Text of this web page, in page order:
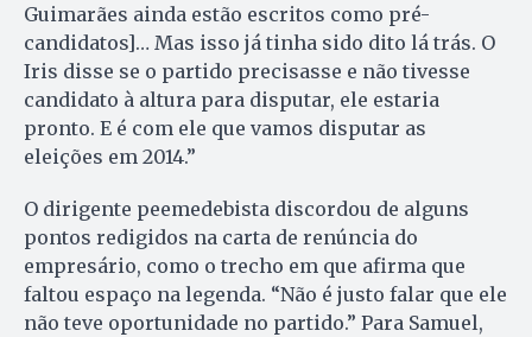
Guimarães ainda estão escritos como pré-
candidatos]… Mas isso já tinha sido dito lá trás. O
Iris disse se o partido precisasse e não tivesse
candidato à altura para disputar, ele estaria
pronto. E é com ele que vamos disputar as
eleições em 2014.”
O dirigente peemedebista discordou de alguns
pontos redigidos na carta de renúncia do
empresário, como o trecho em que afirma que
faltou espaço na legenda. “Não é justo falar que ele
não teve oportunidade no partido.” Para Samuel,